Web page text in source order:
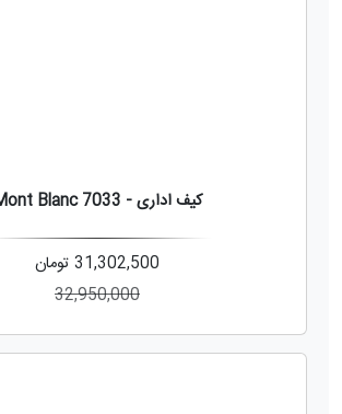
کیف اداری - Mont Blanc 7033
31,302,500 تومان
32,950,000